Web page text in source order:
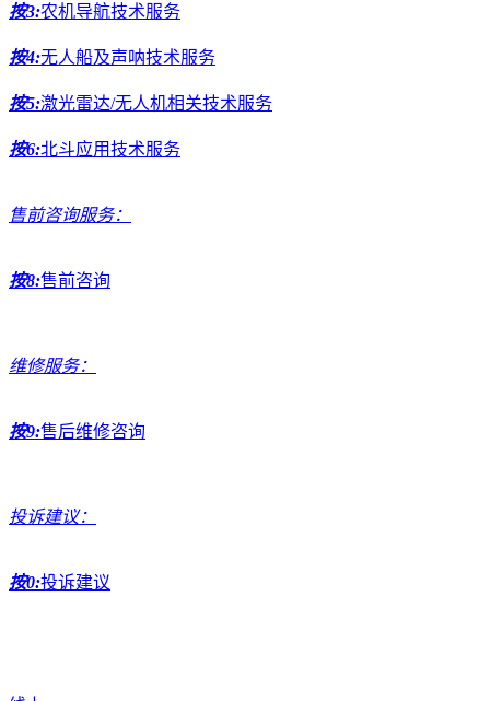
按3:农机导航技术服务
按4:无人船及声呐技术服务
按5:激光雷达/无人机相关技术服务
按6:北斗应用技术服务
售前咨询服务：
按8:售前咨询
维修服务：
按9:售后维修咨询
投诉建议：
按0:投诉建议